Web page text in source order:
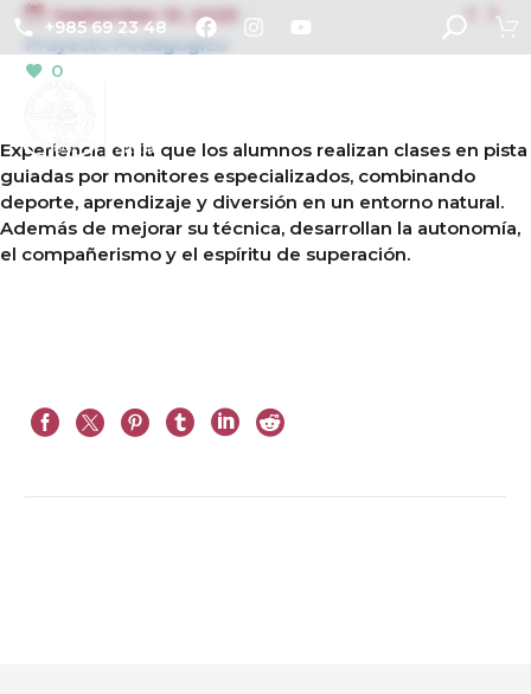
+985 69 23 48  
September 10, 2025
Proyecto Pedagogico
0
Experiencia en la que los alumnos realizan clases en pista
guiadas por monitores especializados, combinando
deporte, aprendizaje y diversión en un entorno natural.
Además de mejorar su técnica, desarrollan la autonomía,
el compañerismo y el espíritu de superación.